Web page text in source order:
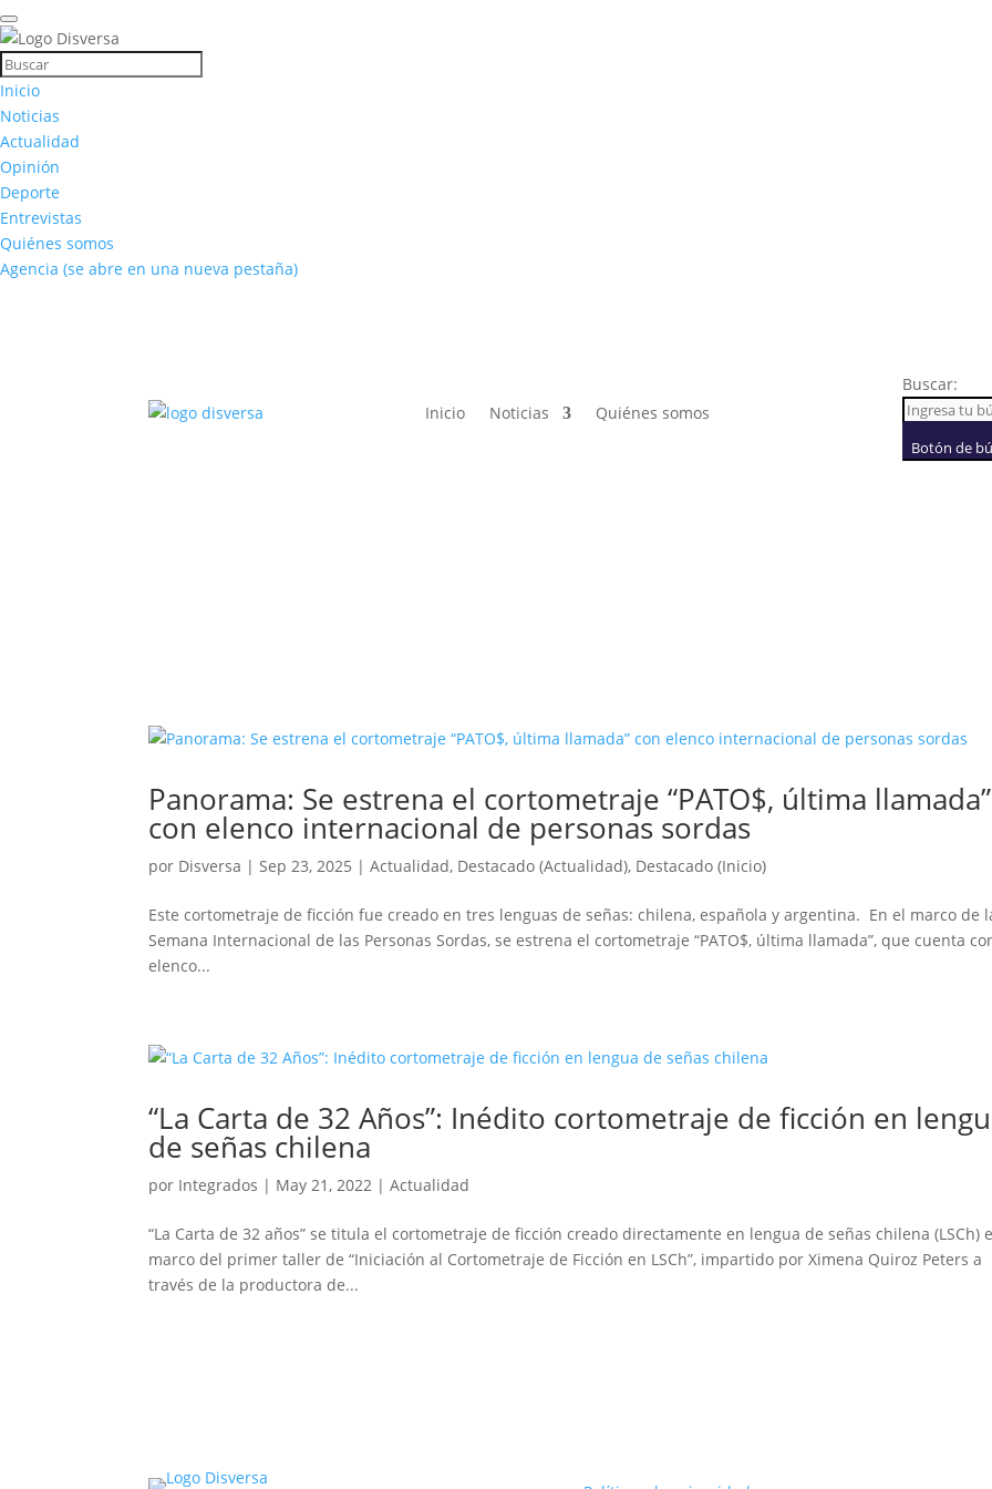
Inicio
Noticias
Actualidad
Opinión
Deporte
Entrevistas
Quiénes somos
Agencia (se abre en una nueva pestaña)
Inicio Noticias Quiénes somos
Buscar:
Botón de
Panorama: Se estrena el cortometraje “PATO$, última llamada”
con elenco internacional de personas sordas
por Disversa |Sep 23, 2025 |Actualidad, Destacado (Actualidad), Destacado (Inicio)
Este cortometraje de ficción fue creado en tres lenguas de señas: chilena, española y argentina. En el marco de
Semana Internacional de las Personas Sordas, se estrena el cortometraje “PATO$, última llamada”, que cuenta
elenco...
“La Carta de 32 Años”: Inédito cortometraje de ficción en
de señas chilena
por Integrados | May 21, 2022 |Actualidad
“La Carta de 32 años” se titula el cortometraje de ficción creado directamente en lengua de señas chilena (LSCh)
marco del primer taller de “Iniciación al Cortometraje de Ficción en LSCh”, impartido por Ximena Quiroz Peters a
través de la productora de...